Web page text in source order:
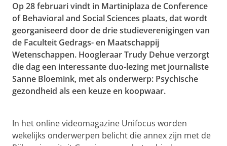
Op 28 februari vindt in Martiniplaza de Conference
of Behavioral and Social Sciences plaats, dat wordt
georganiseerd door de drie studieverenigingen van
de Faculteit Gedrags- en Maatschappij
Wetenschappen. Hoogleraar Trudy Dehue verzorgt
die dag een interessante duo-lezing met journaliste
Sanne Bloemink, met als onderwerp: Psychische
gezondheid als een keuze en koopwaar.
In het online videomagazine Unifocus worden
wekelijks onderwerpen belicht die annex zijn met de